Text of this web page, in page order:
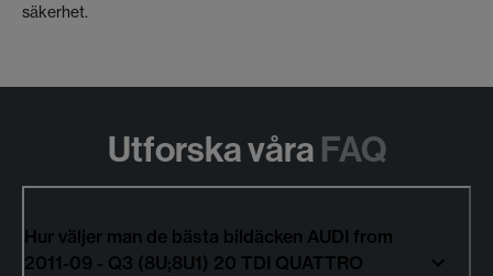
säkerhet.
Utforska våra FAQ
Hur väljer man de bästa bildäcken AUDI from
2011-09 - Q3 (8U;8U1) 20 TDI QUATTRO